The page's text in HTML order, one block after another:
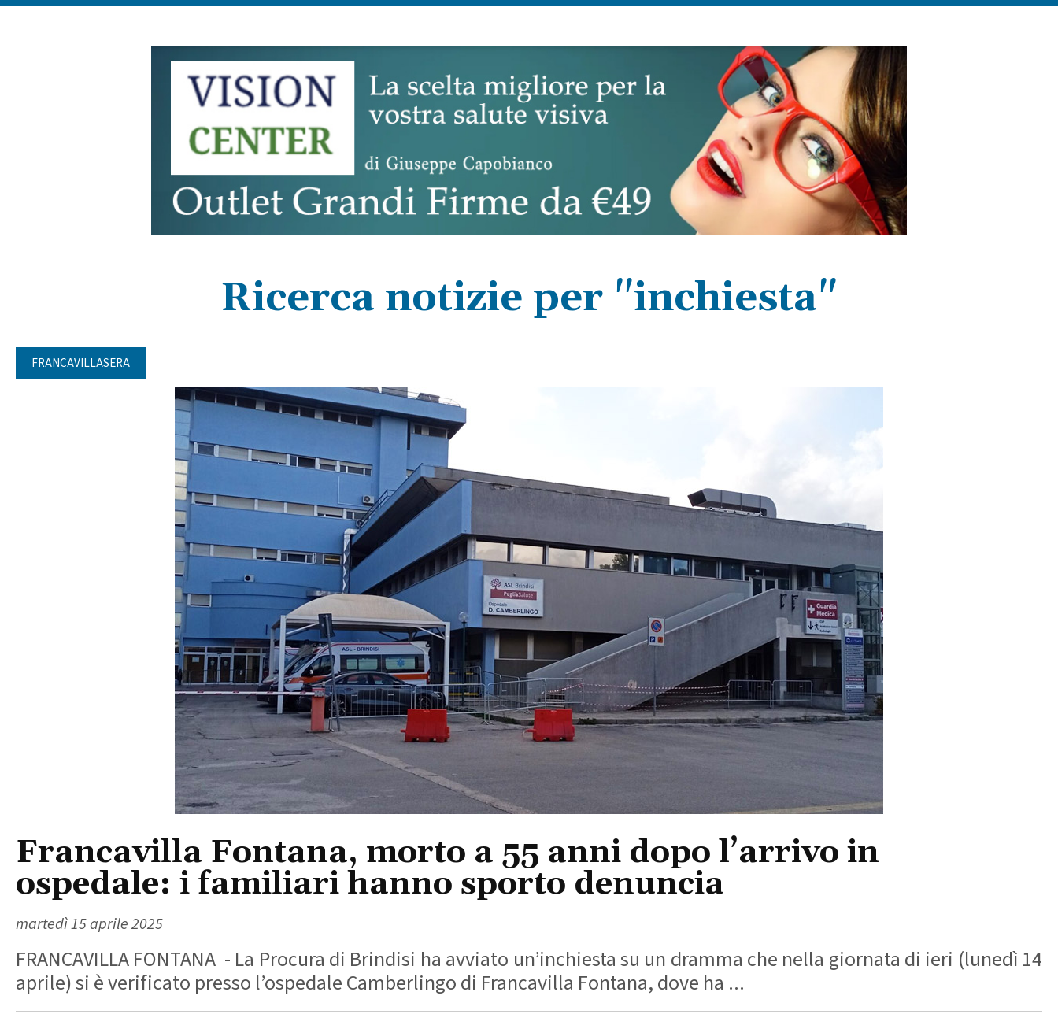
Ricerca notizie per "inchiesta"
FRANCAVILLASERA
Francavilla Fontana, morto a 55 anni dopo l’arrivo in
ospedale: i familiari hanno sporto denuncia
martedì 15 aprile 2025
FRANCAVILLA FONTANA - La Procura di Brindisi ha avviato un’inchiesta su un dramma che nella giornata di ieri (lunedì 14
aprile) si è verificato presso l’ospedale Camberlingo di Francavilla Fontana, dove ha ...